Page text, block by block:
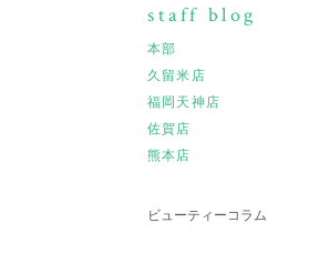
staff blog
本部
久留米店
福岡天神店
佐賀店
熊本店
ビューティーコラム